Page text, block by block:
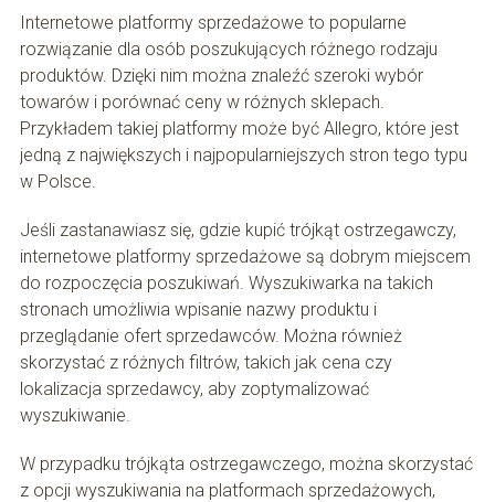
Internetowe platformy sprzedażowe to popularne
rozwiązanie dla osób poszukujących różnego rodzaju
produktów. Dzięki nim można znaleźć szeroki wybór
towarów i porównać ceny w różnych sklepach.
Przykładem takiej platformy może być Allegro, które jest
jedną z największych i najpopularniejszych stron tego typu
w Polsce.
Jeśli zastanawiasz się, gdzie kupić trójkąt ostrzegawczy,
internetowe platformy sprzedażowe są dobrym miejscem
do rozpoczęcia poszukiwań. Wyszukiwarka na takich
stronach umożliwia wpisanie nazwy produktu i
przeglądanie ofert sprzedawców. Można również
skorzystać z różnych filtrów, takich jak cena czy
lokalizacja sprzedawcy, aby zoptymalizować
wyszukiwanie.
W przypadku trójkąta ostrzegawczego, można skorzystać
z opcji wyszukiwania na platformach sprzedażowych,